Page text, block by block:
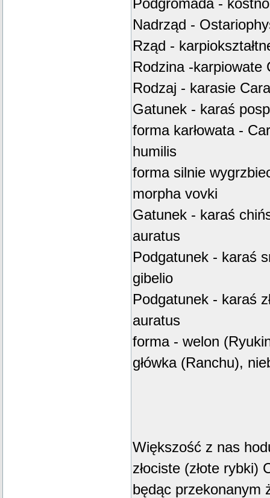
Podgromada -
Nadrząd -
Rząd -
Rodzina -karpiowate
Rodzaj - karasie
Gatunek - karaś
forma karłowata -
humilis
forma silnie
morpha vovki
Gatunek - karaś
auratus
Podgatunek - karaś
gibelio
Podgatunek - karaś
auratus
forma - welon
główka (Ranchu),
Większość z nas
złociste (złote
będąc przekonanym